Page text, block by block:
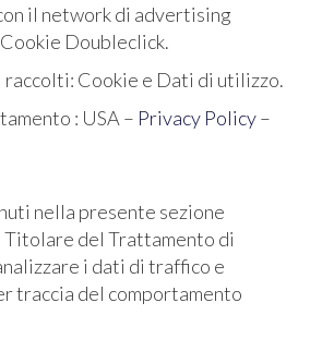
il network di advertising
Doubleclick.
Cookie e Dati di utilizzo.
: USA – Privacy Policy–
nella presente sezione
del Trattamento di
i dati di traffico e
traccia del comportamento